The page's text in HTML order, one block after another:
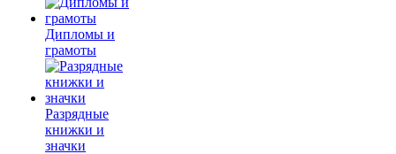
Дипломы и
грамоты
Разрядные
книжки и
значки